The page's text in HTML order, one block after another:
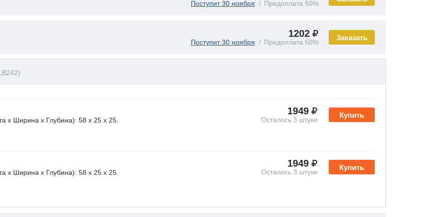
Поступит 30 ноября Предоплата 50%
Заказать
1202
Поступит 30 ноября Предоплата 50%
Купить
х Ширина х Глубина): 58 x 25 х 25.
1949
Осталось 3 штуки
Купить
х Ширина х Глубина): 58 x 25 х 25.
1949
Осталось 3 штуки